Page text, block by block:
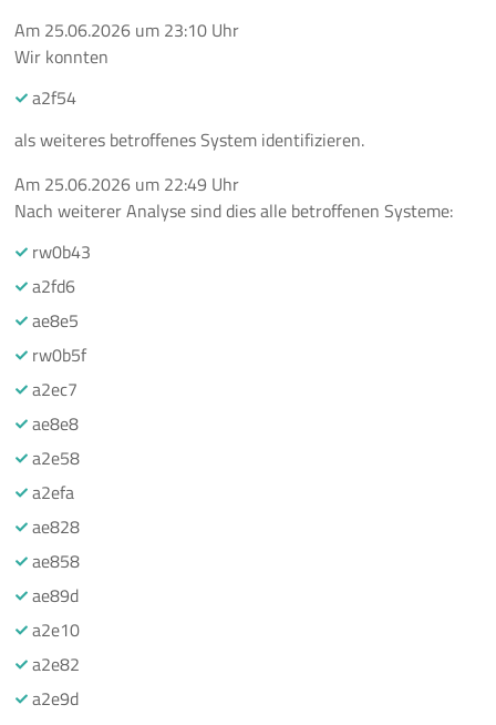
Am 25.06.2026um 23:10 Uhr
Wir konnten
a2f54
als weiteres betroffenes System identifizieren.
Am 25.06.2026um 22:49 Uhr
Nach weiterer Analyse sind dies alle betroffenen Systeme:
rw0b43
a2fd6
ae8e5
rw0b5f
a2ec7
ae8e8
a2e58
a2efa
ae828
ae858
ae89d
a2e10
a2e82
a2e9d